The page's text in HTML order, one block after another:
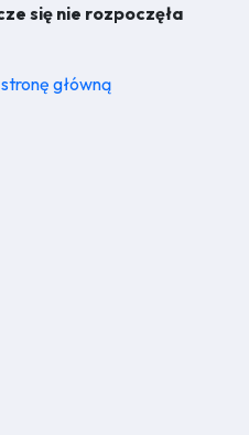
się nie rozpoczęła
stronę główną